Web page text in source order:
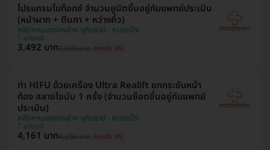
โปรแกรมโบท็อกซ์ จำนวนยูนิตขึ้นอยู่กับแพทย์ประเมิน
(หน้าผาก + ตีนกา + หว่างคิ้ว)
คลินิกหนองขาหย่าง อุทัยธานี - หมอแป้ง
อุทัยธานี
3,492 บาท3,600 บาท ประหยัด 3%
ทำ HIFU ด้วยเครื่อง Ultra Realift ยกกระชับหน้า
ท้อง สลายไขมัน 1 ครั้ง (จำนวนช็อตขึ้นอยู่กับแพทย์
ประเมิน)
คลินิกหนองขาหย่าง อุทัยธานี - หมอแป้ง
อุทัยธานี
4,161 บาท4,290 บาท ประหยัด 3%